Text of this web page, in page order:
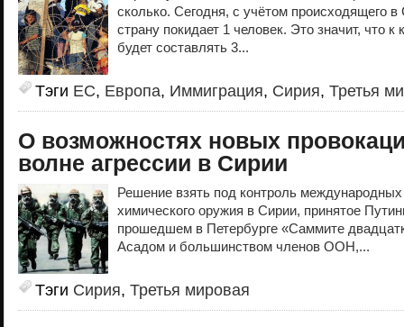
сколько. Сегодня, с учётом происходящего
страну покидает 1 человек. Это значит, что
будет составлять 3...
Тэги ЕС, Европа, Иммиграция, Сирия, Третья
О возможностях новых
волне агрессии в Сирии
Решение взять под контроль
химического оружия в Сирии, принятое
прошедшем в Петербурге «Саммите
Асадом и большинством членов ООН,...
Тэги Сирия, Третья мировая